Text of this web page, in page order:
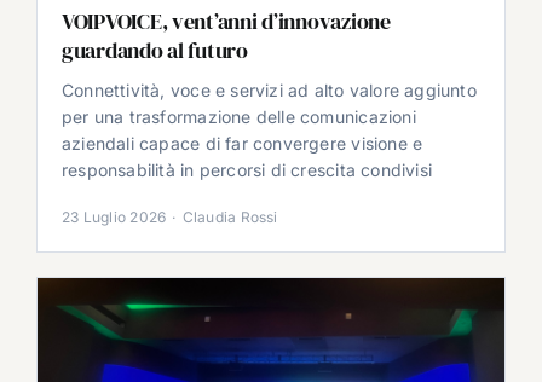
VOIPVOICE, vent’anni d’innovazione
guardando al futuro
Connettività, voce e servizi ad alto valore aggiunto
per una trasformazione delle comunicazioni
aziendali capace di far convergere visione e
responsabilità in percorsi di crescita condivisi
23 Luglio 2026 · Claudia Rossi